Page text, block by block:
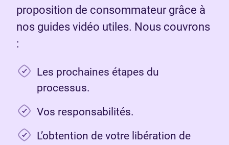
proposition de consommateur grâce à
nos guides vidéo utiles. Nous couvrons
:
Les prochaines étapes du
processus.
Vos responsabilités.
L’obtention de votre libération de